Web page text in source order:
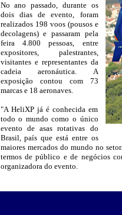
No ano passado, durante os
dois dias de evento, foram
realizados 198 voos (pousos e
decolagens) e passaram pela
feira 4.800 pessoas, entre
expositores, palestrantes,
visitantes e representantes da
cadeia aeronáutica. A
exposição contou com 73
marcas e 18 aeronaves.
"A HeliXP já é conhecida em
todo o mundo como o único
evento de asas rotativas do
Brasil, país que está entre os
maiores mercados do mundo no
termos de público e de negócios
organizadora do evento.